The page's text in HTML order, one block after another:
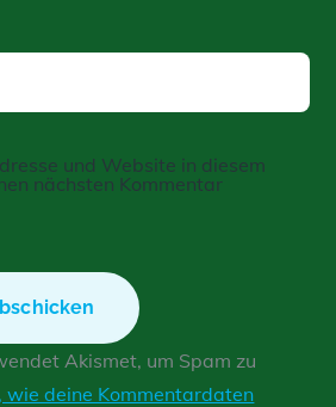
und Website in diesem
nächsten Kommentar
Akismet, um Spam zu
wie deine Kommentardaten